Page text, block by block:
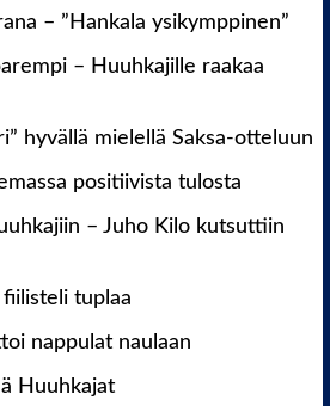
– ”Hankala ysikymppinen”
– Huuhkajille raakaa
hyvällä mielellä Saksa-otteluun
positiivista tulosta
– Juho Kilo kutsuttiin
fiilisteli tuplaa
nappulat naulaan
Huuhkajat